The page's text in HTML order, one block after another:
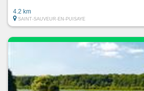
4.2 km
SAINT-SAUVEUR-EN-PUISAYE